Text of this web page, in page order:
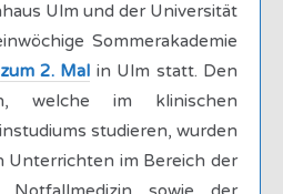
Ulm und der Universität
Sommerakademie
zum 2. Mal in Ulm statt. Den
welche im klinischen
studieren, wurden
Unterrichten im Bereich der